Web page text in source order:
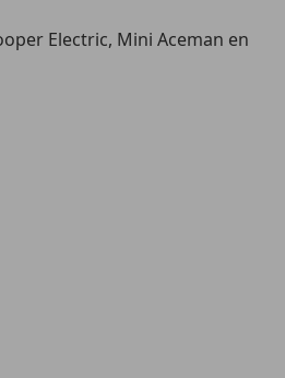
Electric, Mini Aceman en